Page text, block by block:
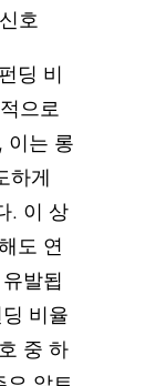
호
딩 비
으로
이는 롱
하게
. 이 상
도 연
발됩
비율
중 하